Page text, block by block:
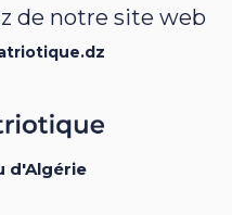
de notre site web
d'Algérie